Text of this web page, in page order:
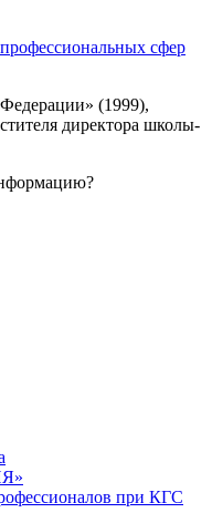
сфер
(1999),
директора школы-
при КГС